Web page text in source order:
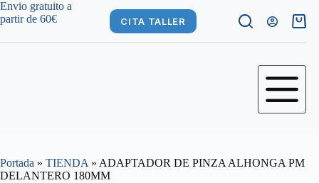
Saltar
al
Envio gratuito a
partir de 60€
CITA TALLER
Carro
Portada » TIENDA » ADAPTADOR DE PINZA ALHONGA PM
DELANTERO 180MM